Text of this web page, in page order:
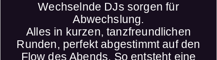
Wechselnde DJs sorgen für
Abwechslung.
Alles in kurzen, tanzfreundlichen
Runden, perfekt abgestimmt auf den
Flow des Abends. So entsteht eine